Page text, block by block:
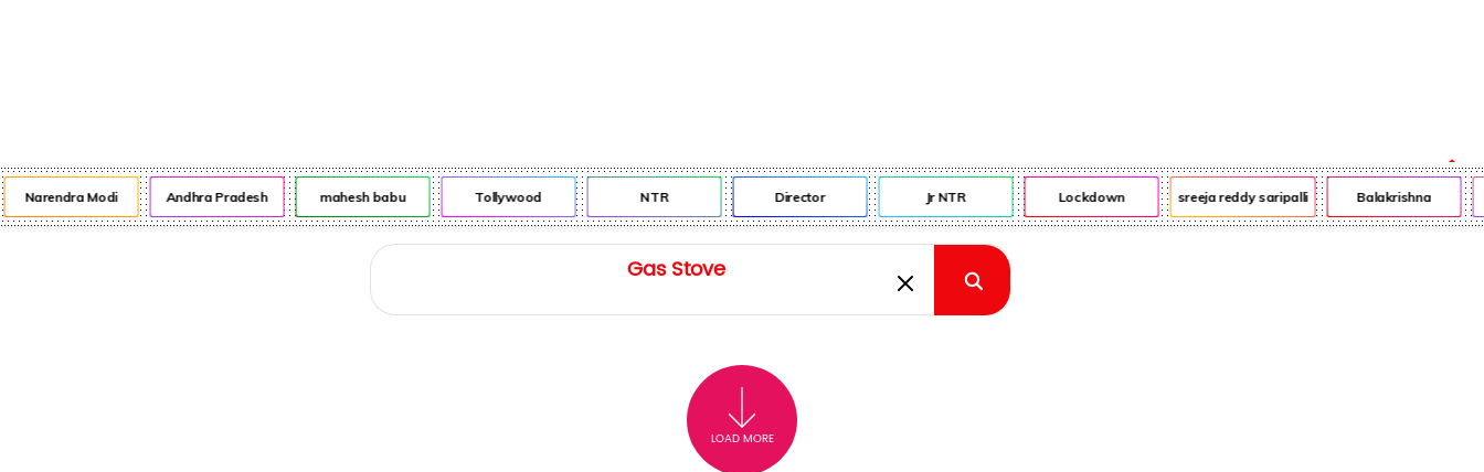
Narendra Modi Andhra Pradesh mahesh babu Tollywood NTR Director Jr NTR Lockdown sreeja reddy saripalli Balakrishna
LOAD MORE